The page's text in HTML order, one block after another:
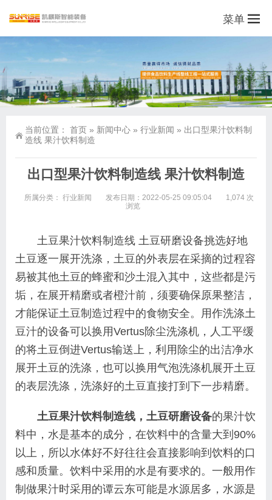
菜单
当前位置： 首页 » 新闻中心 » 行业新闻 » 出口型果汁饮料制
造线 果汁饮料制造
出口型果汁饮料制造线 果汁饮料制造
所属分类： 行业新闻 发布日期：2022-05-25 09:05:04
1,074 次
浏览
土豆果汁饮料制造线 土豆研磨设备挑选好地
土豆逐一展开洗涤，土豆的外表层在采摘的过程容
易被其他土豆的蜂蜜和沙土混入其中，这些都是污
垢，在展开精磨或者橙汁前，须要确保原果整洁，
才能保证土豆制造过程中的食物安全。用作洗涤土
豆汁的设备可以换用Vertus除尘洗涤机，人工平缓
的将土豆倒进Vertus输送上，利用除尘的出洁净水
展开土豆的洗涤，也可以换用气泡洗涤机展开土豆
的表层洗涤，洗涤好的土豆直接打到下一步精磨。
土豆果汁饮料制造线，土豆研磨设备的果汁饮
料中，水是基本的成分，在饮料中的含量大到90%
以上，所以水体好不好往往会直接影响到饮料的口
感和质量。饮料中采用的水是有要求的。一般用作
制做果汁时采用的谭云东可能是水源居多，水源是